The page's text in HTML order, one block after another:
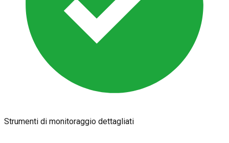
Strumenti di monitoraggio dettagliati